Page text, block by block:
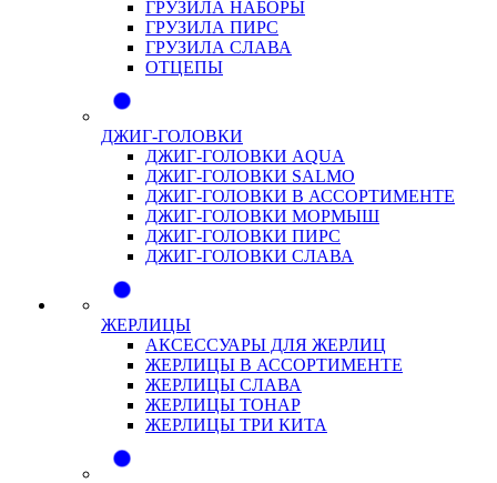
ГРУЗИЛА НАБОРЫ
ГРУЗИЛА ПИРС
ГРУЗИЛА СЛАВА
ОТЦЕПЫ
ДЖИГ-ГОЛОВКИ
ДЖИГ-ГОЛОВКИ AQUA
ДЖИГ-ГОЛОВКИ SALMO
ДЖИГ-ГОЛОВКИ В АССОРТИМЕНТЕ
ДЖИГ-ГОЛОВКИ МОРМЫШ
ДЖИГ-ГОЛОВКИ ПИРС
ДЖИГ-ГОЛОВКИ СЛАВА
ЖЕРЛИЦЫ
АКСЕССУАРЫ ДЛЯ ЖЕРЛИЦ
ЖЕРЛИЦЫ В АССОРТИМЕНТЕ
ЖЕРЛИЦЫ СЛАВА
ЖЕРЛИЦЫ ТОНАР
ЖЕРЛИЦЫ ТРИ КИТА